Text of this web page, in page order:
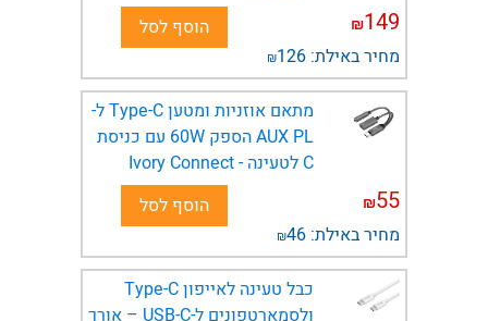
149
₪
מחיר באילת: 126
₪
הוסף לסל
מתאם אוזניות ומטען Type-C​ ל-
AUX PL הספק 60W עם כניסת
C לטעינה - Ivory Connect
55
₪
מחיר באילת: 46
₪
הוסף לסל